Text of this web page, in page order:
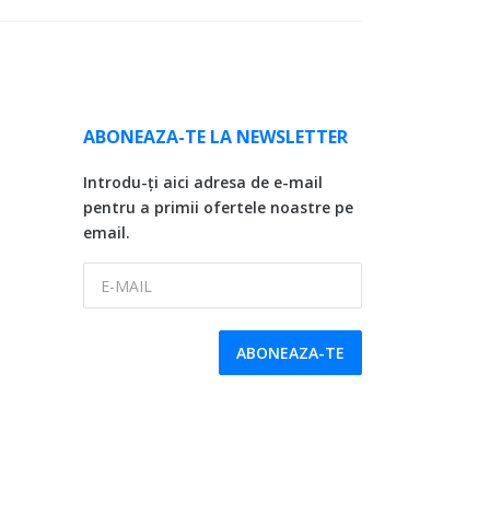
ABONEAZA-TE LA NEWSLETTER
Introdu-ți aici adresa de e-mail
pentru a primii ofertele noastre pe
email.
ABONEAZA-TE